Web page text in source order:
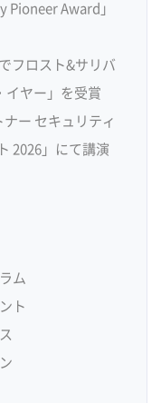
Pioneer Award」
フロスト&サリバ
イヤー」を受賞
ー セキュリティ
2026」にて講演
ム
ト